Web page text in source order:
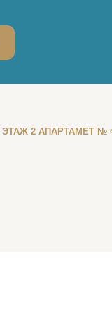
ЭТАЖ 2 АПАРТАМЕТ №